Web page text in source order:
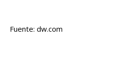
Fuente: dw.com